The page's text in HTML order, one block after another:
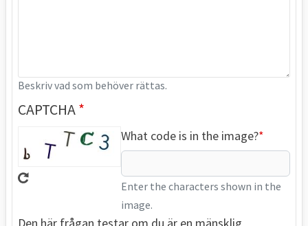
Beskriv vad som behöver rättas.
CAPTCHA
What code is in the image?
Enter the characters shown in the
image.